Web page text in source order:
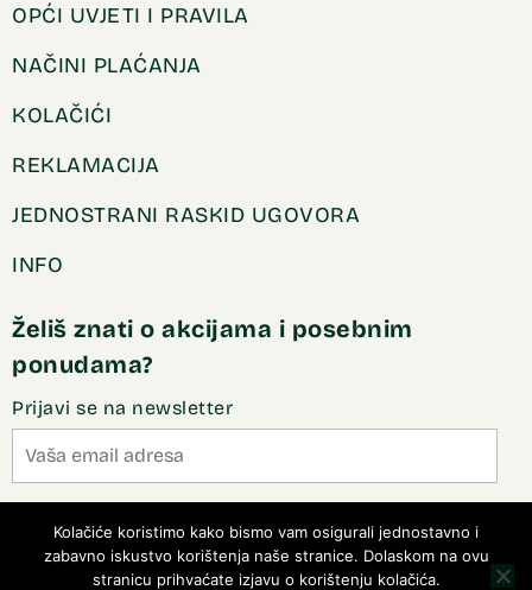
OPĆI UVJETI I PRAVILA
NAČINI PLAĆANJA
KOLAČIĆI
REKLAMACIJA
JEDNOSTRANI RASKID UGOVORA
INFO
Želiš znati o akcijama i posebnim
ponudama?
Prijavi se na newsletter
Kolačiće koristimo kako bismo vam osigurali jednostavno i
zabavno iskustvo korištenja naše stranice. Dolaskom na ovu
stranicu prihvaćate izjavu o korištenju kolačića.